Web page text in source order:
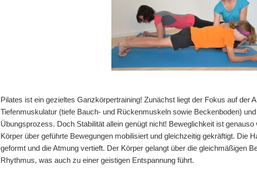
Pilates ist ein gezieltes Ganzkörpertraining! Zunächst liegt der Fokus auf der
Tiefenmuskulatur (tiefe Bauch- und Rückenmuskeln sowie Beckenboden)
Übungsprozess. Doch Stabilität allein genügt nicht! Beweglichkeit ist
Körper über geführte Bewegungen mobilisiert und gleichzeitig gekräftigt. Die
geformt und die Atmung vertieft. Der Körper gelangt über die gleichmäßigen
Rhythmus, was auch zu einer geistigen Entspannung führt.